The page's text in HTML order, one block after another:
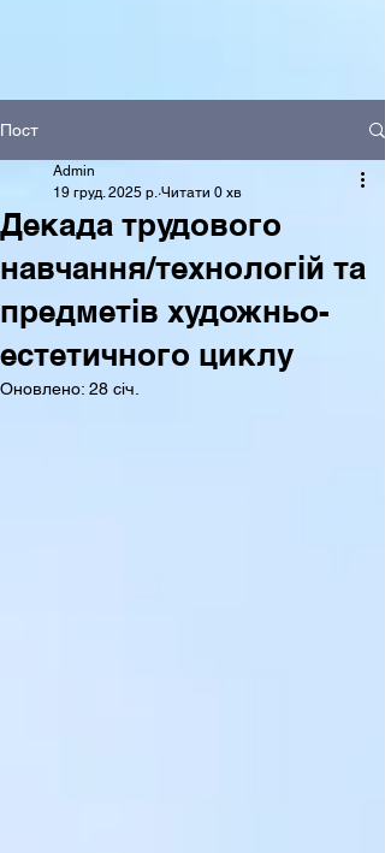
Пост
Декада трудового
навчання/технологій та
предметів художньо-
естетичного циклу
Admin
19 груд. 2025 р. Читати 0 хв
Оновлено: 28 січ.